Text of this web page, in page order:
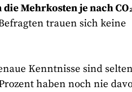
Mehrkosten je nach
trauen sich keine
Kenntnisse sind
haben noch nie